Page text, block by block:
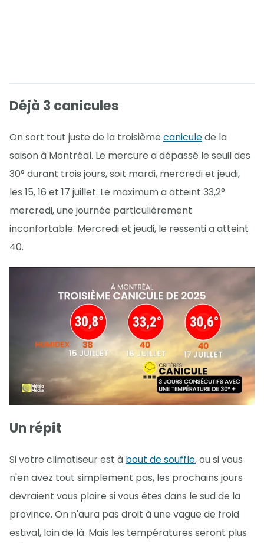
Déjà 3 canicules
On sort tout juste de la troisième caniculede la
saison à Montréal. Le mercure a dépassé le seuil des
30° durant trois jours, soit mardi, mercredi et jeudi,
les 15, 16 et 17 juillet. Le maximum a atteint 33,2°
mercredi, une journée particulièrement
inconfortable. Mercredi et jeudi, le ressenti a atteint
40.
Un répit
Si votre climatiseur est à bout de souffle, ou si vous
n'en avez tout simplement pas, les prochains jours
devraient vous plaire si vous êtes dans le sud de la
province. On n'aura pas droit à une vague de froid
estival, loin de là. Mais les températures seront plus